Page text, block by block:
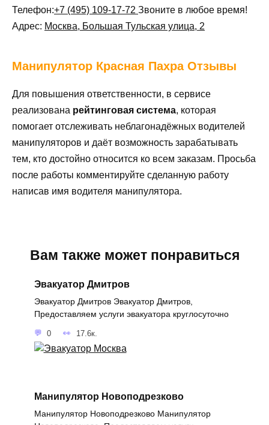
Телефон:+7 (495) 109-17-72 Звоните в любое время!
Адрес: Москва, Большая Тульская улица, 2
Манипулятор Красная Пахра Отзывы
Для повышения ответственности, в сервисе
реализована рейтинговая система, которая
помогает отслеживать неблагонадёжных водителей
манипуляторов и даёт возможность зарабатывать
тем, кто достойно относится ко всем заказам. Просьба
после работы комментируйте сделанную работу
написав имя водителя манипулятора.
Вам также может понравиться
Эвакуатор Дмитров
Эвакуатор Дмитров Эвакуатор Дмитров,
Предоставляем услуги эвакуатора круглосуточно
0 17.6к.
Манипулятор Новоподрезково
Манипулятор Новоподрезково Манипулятор